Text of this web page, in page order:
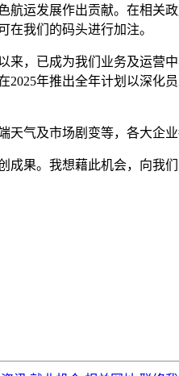
航运发展作出贡献。在相关
在我们的码头进行加注。
来，已成为我们业务及运营
2025年推出全年计划以深
天气及市场剧变等，各大企
成果。我想藉此机会，向我